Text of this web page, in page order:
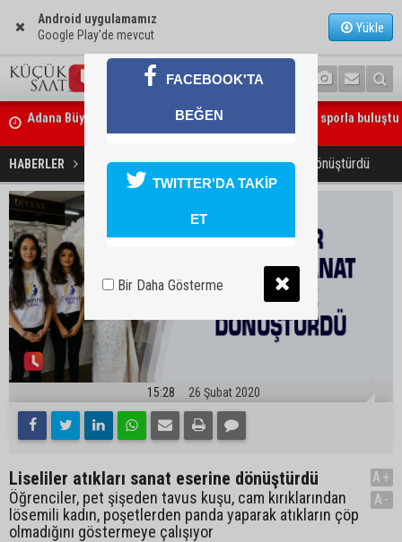
Android uygulamamız
Google Play'de mevcut
Yükle
Beşiktaş dosyasında iki tahliye: Özcan Zenger ve Utku Caner
bırakıldı
HABERLER EĞİTİM Liseliler atıkları sanat eserine dönüştürdü
15:28 26 Şubat 2020
Liseliler atıkları sanat eserine dönüştürdü
Öğrenciler, pet şişeden tavus kuşu, cam kırıklarından
lösemili kadın, poşetlerden panda yaparak atıkların çöp
olmadığını göstermeye çalışıyor
A+
A-
FACEBOOK'TA
BEĞEN
TWITTER'DA TAKİP
ET
Bir Daha Gösterme